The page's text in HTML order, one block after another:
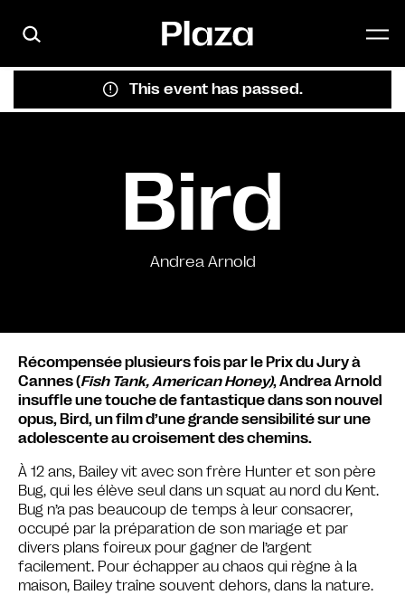
This event has passed.
Bird
Andrea Arnold
Récompensée plusieurs fois par le Prix du Jury à
Cannes (Fish Tank, American Honey), Andrea Arnold
insuffle une touche de fantastique dans son nouvel
opus, Bird, un film d’une grande sensibilité sur une
adolescente au croisement des chemins.
À 12 ans, Bailey vit avec son frère Hunter et son père
Bug, qui les élève seul dans un squat au nord du Kent.
Bug n’a pas beaucoup de temps à leur consacrer,
occupé par la préparation de son mariage et par
divers plans foireux pour gagner de l’argent
facilement. Pour échapper au chaos qui règne à la
maison, Bailey traîne souvent dehors, dans la nature.